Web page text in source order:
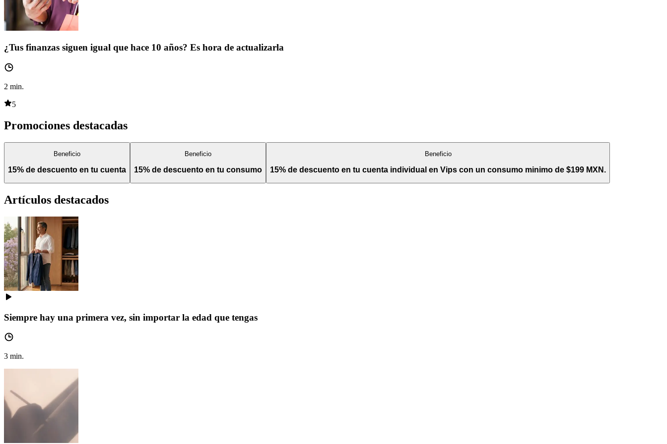
¿Tus finanzas siguen igual que hace 10 años? Es hora de actualizarla
2 min.
5
Promociones destacadas
Beneficio
15% de descuento en tu cuenta
Beneficio
15% de descuento en tu consumo
Beneficio
15% de descuento en tu cuenta individual en Vips con un consumo minimo de $199 MXN.
Artículos destacados
Siempre hay una primera vez, sin importar la edad que tengas
3 min.